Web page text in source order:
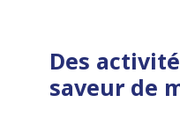
Des
saveur de